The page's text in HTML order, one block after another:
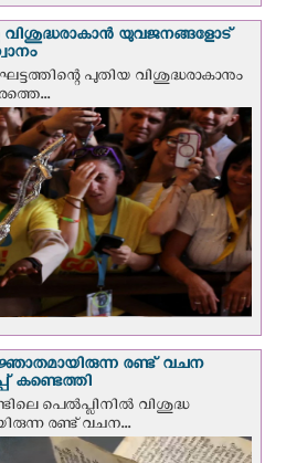
വിശുദ്ധരാകാന്‍ യുവജനങ്ങളോട്
പുതിയ വിശുദ്ധരാകാനും
രണ്ട് വചന
കണ്ടെത്തി
പെൽപ്ലിനില്‍ വിശുദ്ധ
രണ്ട് വചന...